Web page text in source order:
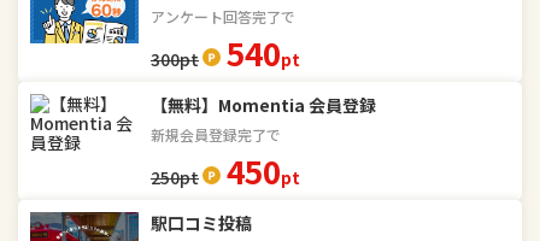
アンケート回答完了で
300pt 540pt
【無料】Momentia 会員登録
新規会員登録完了で
250pt 450pt
駅口コミ投稿